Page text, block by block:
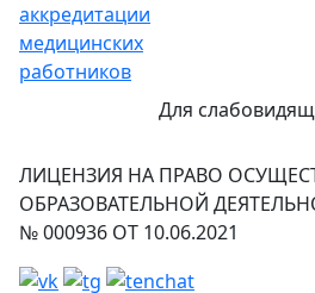
аккредитации
медицинских
работников
Для
ЛИЦЕНЗИЯ НА ПРАВО
ОБРАЗОВАТЕЛЬНОЙ
№ 000936 ОТ 10.06.2021